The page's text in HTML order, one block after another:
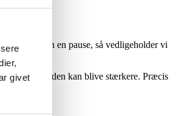
givet
hjernen en pause, så vedligeholder vi
vi møder, så den kan blive stærkere. Præcis